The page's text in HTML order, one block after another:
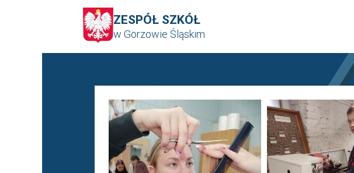
ZESPÓŁ SZKÓŁ
w Gorzowie Śląskim